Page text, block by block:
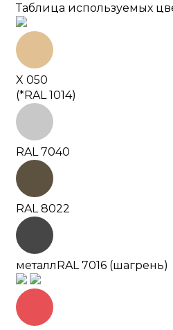
Таблица используемых
X 050
(*RAL 1014)
RAL 7040
RAL 8022
металлRAL 7016 (шагрень)